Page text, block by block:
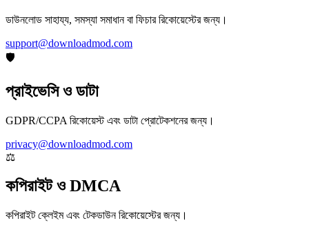
ডাউনলোড সাহায্য, সমস্যা সমাধান বা ফিচার রিকোয়েস্টের জন্য।
support@downloadmod.com
🛡️
প্রাইভেসি ও ডাটা
GDPR/CCPA রিকোয়েস্ট এবং ডাটা প্রোটেকশনের জন্য।
privacy@downloadmod.com
⚖️
কপিরাইট ও DMCA
কপিরাইট ক্লেইম এবং টেকডাউন রিকোয়েস্টের জন্য।